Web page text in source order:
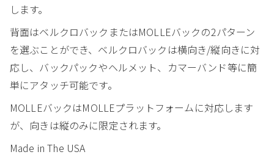
します。
背面はベルクロバックまたはMOLLEバックの2パターン
を選ぶことができ、ベルクロバックは横向き/縦向きに対
応し、バックパックやヘルメット、カマーバンド等に簡
単にアタッチ可能です。
MOLLEバックはMOLLEプラットフォームに対応します
が、向きは縦のみに限定されます。
Made in The USA